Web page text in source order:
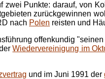
Punkte: darauf, von
zurückgewinnen
nach Polen reisten und
offenkundig
Wiedervereinigung im
und im Juni 1991 der